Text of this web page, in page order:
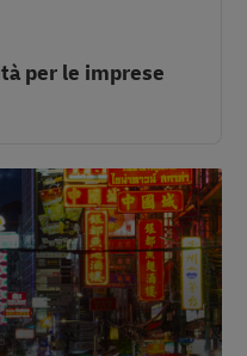
per le imprese